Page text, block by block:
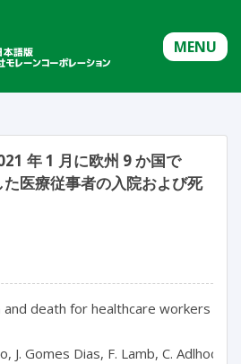
MENU
年 1 月に欧州 9 か国で
医療従事者の入院および死
death for healthcare workers
J. Gomes Dias, F. Lamb, C.